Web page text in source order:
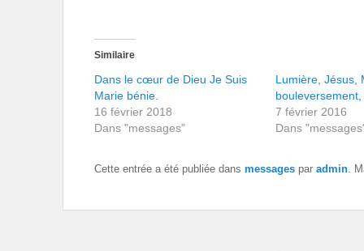
Similaire
Dans le cœur de Dieu Je Suis
Marie bénie.
16 février 2018
Dans "messages"
Lumière, Jésus,
bouleversement,
7 février 2016
Dans
Cette entrée a été publiée dans messages par admin .